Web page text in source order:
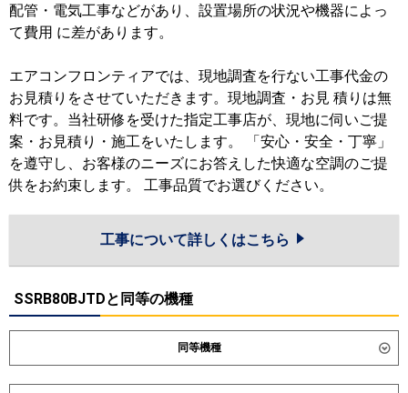
配管・電気工事などがあり、設置場所の状況や機器によっ
て費用 に差があります。
エアコンフロンティアでは、現地調査を行ない工事代金の
お見積りをさせていただきます。現地調査・お見 積りは無
料です。当社研修を受けた指定工事店が、現地に伺いご提
案・お見積り・施工をいたします。 「安心・安全・丁寧」
を遵守し、お客様のニーズにお答えした快適な空調のご提
供をお約束します。 工事品質でお選びください。
工事について詳しくはこちら
SSRB80BJTDと同等の機種
同等機種
ダイキン SSRB80DTD